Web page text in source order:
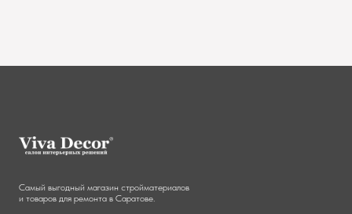
Самый выгодный магазин стройматериалов
и товаров для ремонта в Саратове.